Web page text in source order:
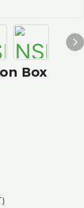
Box